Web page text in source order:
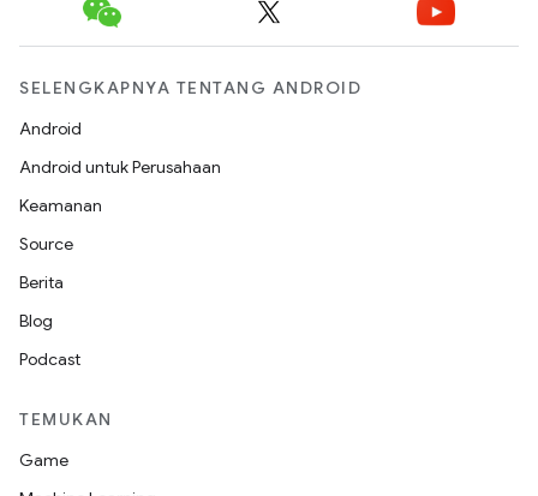
SELENGKAPNYA TENTANG ANDROID
Android
Android untuk Perusahaan
Keamanan
Source
Berita
Blog
Podcast
TEMUKAN
Game